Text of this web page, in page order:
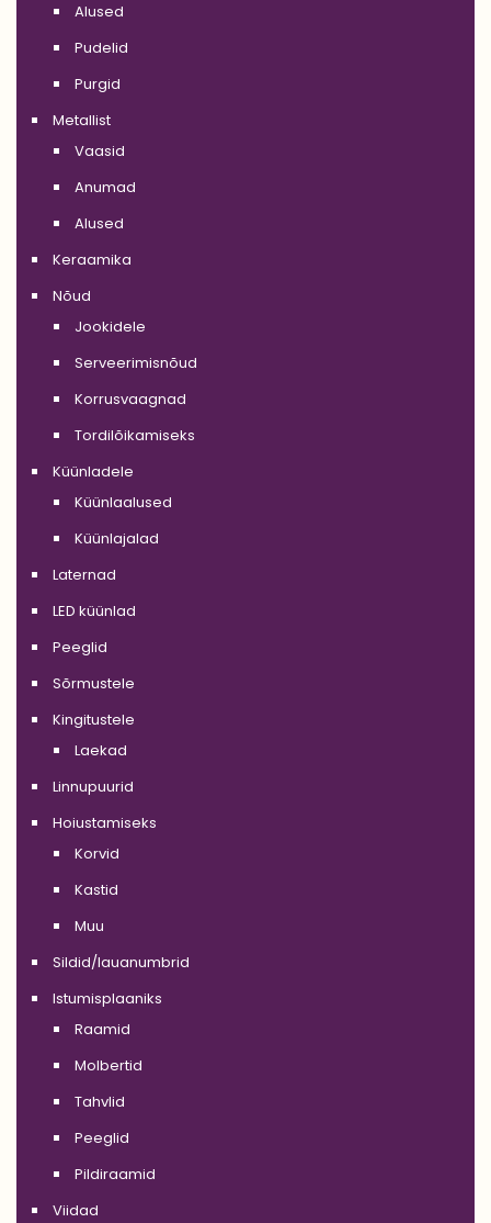
Alused
Pudelid
Purgid
Metallist
Vaasid
Anumad
Alused
Keraamika
Nõud
Jookidele
Serveerimisnõud
Korrusvaagnad
Tordilõikamiseks
Küünladele
Küünlaalused
Küünlajalad
Laternad
LED küünlad
Peeglid
Sõrmustele
Kingitustele
Laekad
Linnupuurid
Hoiustamiseks
Korvid
Kastid
Muu
Sildid/lauanumbrid
Istumisplaaniks
Raamid
Molbertid
Tahvlid
Peeglid
Pildiraamid
Viidad